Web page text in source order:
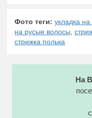
Фото теги: укладка
на русые волосы,
стрижка полька
На